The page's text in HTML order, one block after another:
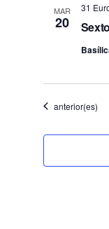
MAR
20
31
Eventos
anterior(es)